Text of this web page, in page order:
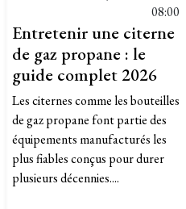
08:00
Entretenir une citerne
de gaz propane : le
guide complet 2026
Les citernes comme les bouteilles
de gaz propane font partie des
équipements manufacturés les
plus fiables conçus pour durer
plusieurs décennies....